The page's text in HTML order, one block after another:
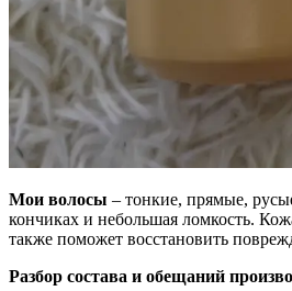
Мои волосы – тонкие, прямые,
кончиках и небольшая ломкость.
также поможет восстановить
Разбор состава и обещаний